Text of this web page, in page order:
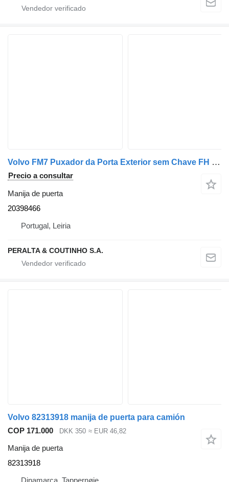
Volvo FM7 Puxador da Porta Exterior sem Chave FH 20398466 manija de puerta para Volvo FM7 FM9 camión
Precio a consultar
Manija de puerta
20398466
Portugal, Leiria
PERALTA & COUTINHO S.A.
Volvo 82313918 manija de puerta para camión
COP 171.000
DKK 350 ≈ EUR 46,82
Manija de puerta
82313918